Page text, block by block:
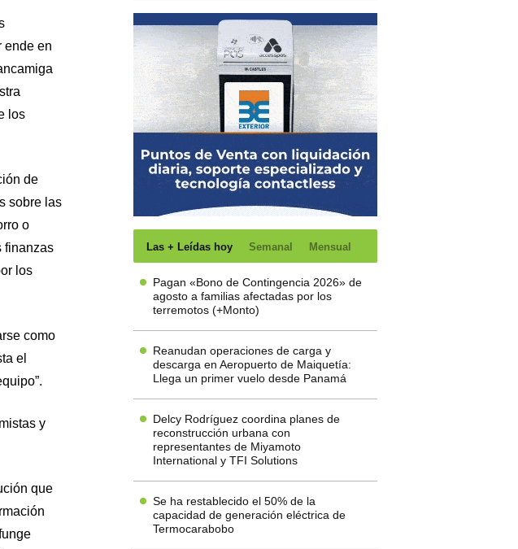
ende en
los
de
sobre las
o
finanzas
los
como
el
y
que
Las + Leídas hoy Semanal Mensual
Pagan «Bono de Contingencia 2026» de
agosto a familias afectadas por los
terremotos (+Monto)
Reanudan operaciones de carga y
descarga en Aeropuerto de Maiquetía:
Llega un primer vuelo desde Panamá
Delcy Rodríguez coordina planes de
reconstrucción urbana con
representantes de Miyamoto
International y TFI Solutions
Se ha restablecido el 50% de la
capacidad de generación eléctrica de
Termocarabobo